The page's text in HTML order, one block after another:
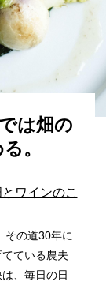
は畑の
。
ワインのこ
その道30年に
ている農夫
、毎日の日